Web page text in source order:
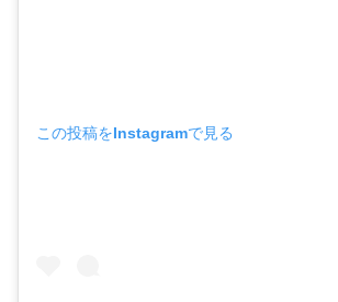
この投稿をInstagramで見る